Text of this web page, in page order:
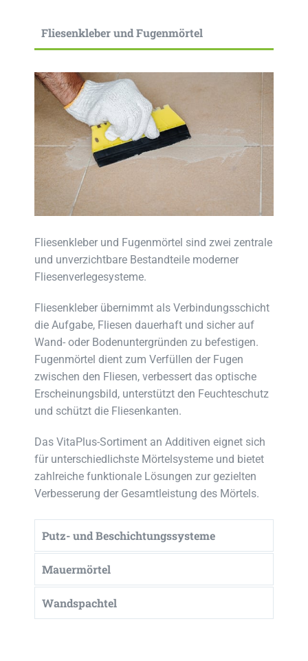
Fliesenkleber und Fugenmörtel
Fliesenkleber und Fugenmörtel sind zwei zentrale
und unverzichtbare Bestandteile moderner
Fliesenverlegesysteme.
Fliesenkleber übernimmt als Verbindungsschicht
die Aufgabe, Fliesen dauerhaft und sicher auf
Wand- oder Bodenuntergründen zu befestigen.
Fugenmörtel dient zum Verfüllen der Fugen
zwischen den Fliesen, verbessert das optische
Erscheinungsbild, unterstützt den Feuchteschutz
und schützt die Fliesenkanten.
Das VitaPlus-Sortiment an Additiven eignet sich
für unterschiedlichste Mörtelsysteme und bietet
zahlreiche funktionale Lösungen zur gezielten
Verbesserung der Gesamtleistung des Mörtels.
Putz- und Beschichtungssysteme
Mauermörtel
Wandspachtel